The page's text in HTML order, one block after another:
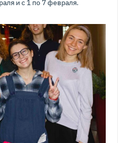
и с 1 по 7 февраля.